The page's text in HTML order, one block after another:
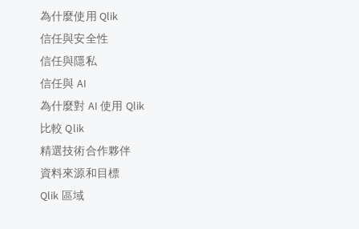
為什麼使用 Qlik
信任與安全性
信任與隱私
信任與 AI
為什麼對 AI 使用 Qlik
比較 Qlik
精選技術合作夥伴
資料來源和目標
Qlik 區域